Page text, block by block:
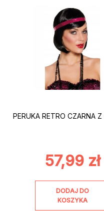
PERUKA RETRO CZARNA Z
57,99 zł
DODAJ DO
KOSZYKA